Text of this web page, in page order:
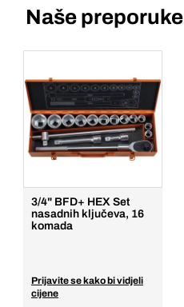
Naše preporuke
3/4" BFD+ HEX Set
nasadnih ključeva, 16
komada
Prijavite se kako bi vidjeli
cijene